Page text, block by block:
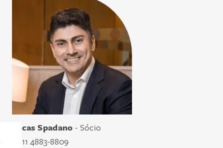
Lucas Spadano - Sócio
55 11 4883-8809